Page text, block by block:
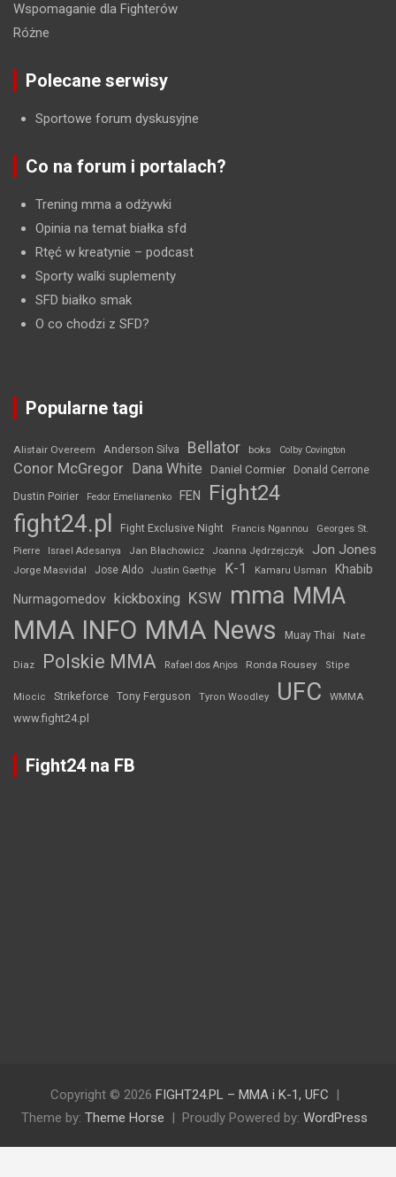
Wspomaganie dla Fighterów
Różne
Polecane serwisy
Sportowe forum dyskusyjne
Co na forum i portalach?
Trening mma a odżywki
Opinia na temat białka sfd
Rtęć w kreatynie – podcast
Sporty walki suplementy
SFD białko smak
O co chodzi z SFD?
Popularne tagi
Alistair Overeem Anderson Silva Bellator boks Colby Covington
Conor McGregor Dana White Daniel Cormier Donald Cerrone
Dustin Poirier Fedor Emelianenko FEN Fight24
fight24.pl Fight Exclusive Night Francis Ngannou
Georges St.
Pierre
Israel Adesanya Jan Błachowicz Joanna Jędrzejczyk Jon Jones
Jorge Masvidal Jose Aldo Justin Gaethje K-1 Kamaru Usman Khabib
Nurmagomedov kickboxing KSW mma MMA
MMA INFO MMA News Muay Thai Nate
Diaz Polskie MMA Rafael dos Anjos Ronda Rousey Stipe
Miocic Strikeforce Tony Ferguson Tyron Woodley UFC WMMA
www.fight24.pl
Fight24 na FB
Copyright © 2026 FIGHT24.PL – MMA i K-1, UFC
Theme by: Theme Horse Proudly Powered by: WordPress